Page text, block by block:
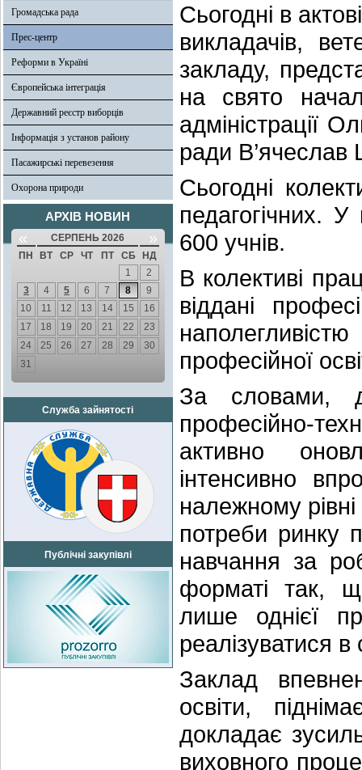
Громадська рада
Прес-центр
Реформи в Україні
Європейська інтеграція
Державний реєстр виборців
Інформація з установ району
Пасажирські перевезення
Охорона природи
АРХІВ НОВИН
« СЕРПЕНЬ 2026 »
ПН ВТ СР ЧТ ПТ СБ
НД
1
2
3
4 5 6 7 8
9
10
11 12 13 14 15
16
17
18 19 20 21 22
23
24
25 26 27 28 29
30
31
Служба зайнятості
Публічні закупівлі
Сьогодні в
викладачів,
закладу,
на свято
адміністрації
ради В’ячеслав
Сьогодні
педагогічних.
600 учнів.
В колективі
віддані
професійної
За словами,
професійно-
активно
інтенсивно
належному
потреби ринку
навчання за
форматі так,
лише однієї
реалізуватися
Заклад
освіти,
докладає
виховного